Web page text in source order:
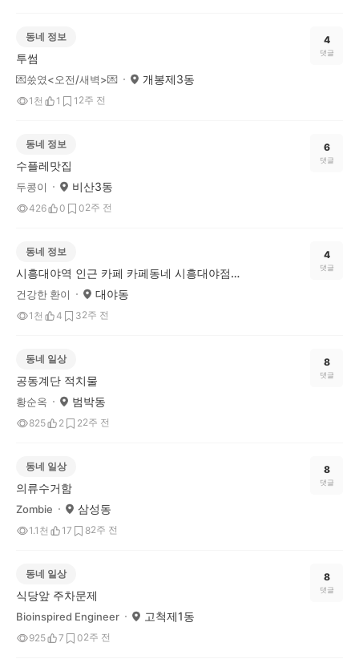
동네 정보
투썸
💌쑸였<오전/새벽>💌 개봉제3동
1천 1 1 2주 전
4
댓글
동네 정보
수플레맛집
두콩이 비산3동
426 0 02주 전
6
댓글
동네 정보
시흥대야역 인근 카페 카페동네 시흥대야점을 소개합니다
건강한 환이 대야동
1천 4 32주 전
4
댓글
동네 일상
공동계단 적치물
황순옥 범박동
825 2 22주 전
8
댓글
동네 일상
의류수거함
Zombie 삼성동
1.1천 17 82주 전
8
댓글
동네 일상
식당앞 주차문제
Bioinspired Engineer 고척제1동
925 7 02주 전
8
댓글